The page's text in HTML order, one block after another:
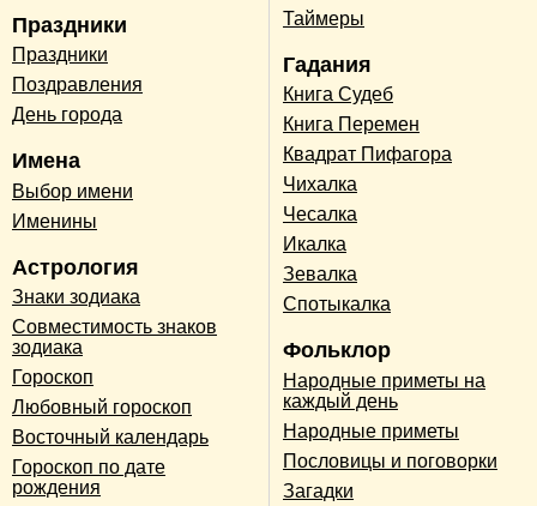
Праздники
Праздники
Поздравления
День города
Имена
Выбор имени
Именины
Астрология
Знаки зодиака
Совместимость знаков
зодиака
Гороскоп
Любовный гороскоп
Восточный календарь
Гороскоп по дате
рождения
Таймеры
Гадания
Книга Судеб
Книга Перемен
Квадрат Пифагора
Чихалка
Чесалка
Икалка
Зевалка
Спотыкалка
Фольклор
Народные приметы на
каждый день
Народные приметы
Пословицы и поговорки
Загадки